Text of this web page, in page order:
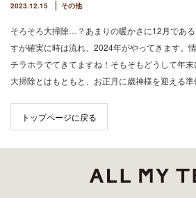
2023.12.15 その他
そろそろ大掃除…？あまりの暖かさに12月であ
すが確実に時は流れ、2024年がやってきます。
チラホラでてきてますね！そもそもどうして年
大掃除とはもともと、お正月に歳神様を迎える
トップページに戻る